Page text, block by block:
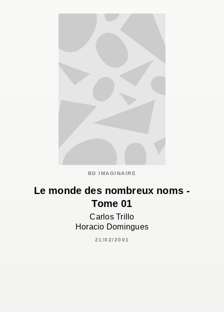
BD IMAGINAIRE
Le monde des nombreux noms -
Tome 01
Carlos Trillo
Horacio Domingues
21/02/2001